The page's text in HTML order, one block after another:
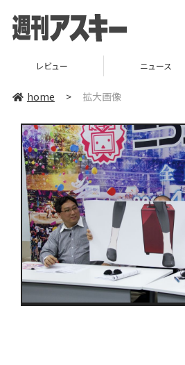
レビュー ニュース
home > 拡大画像